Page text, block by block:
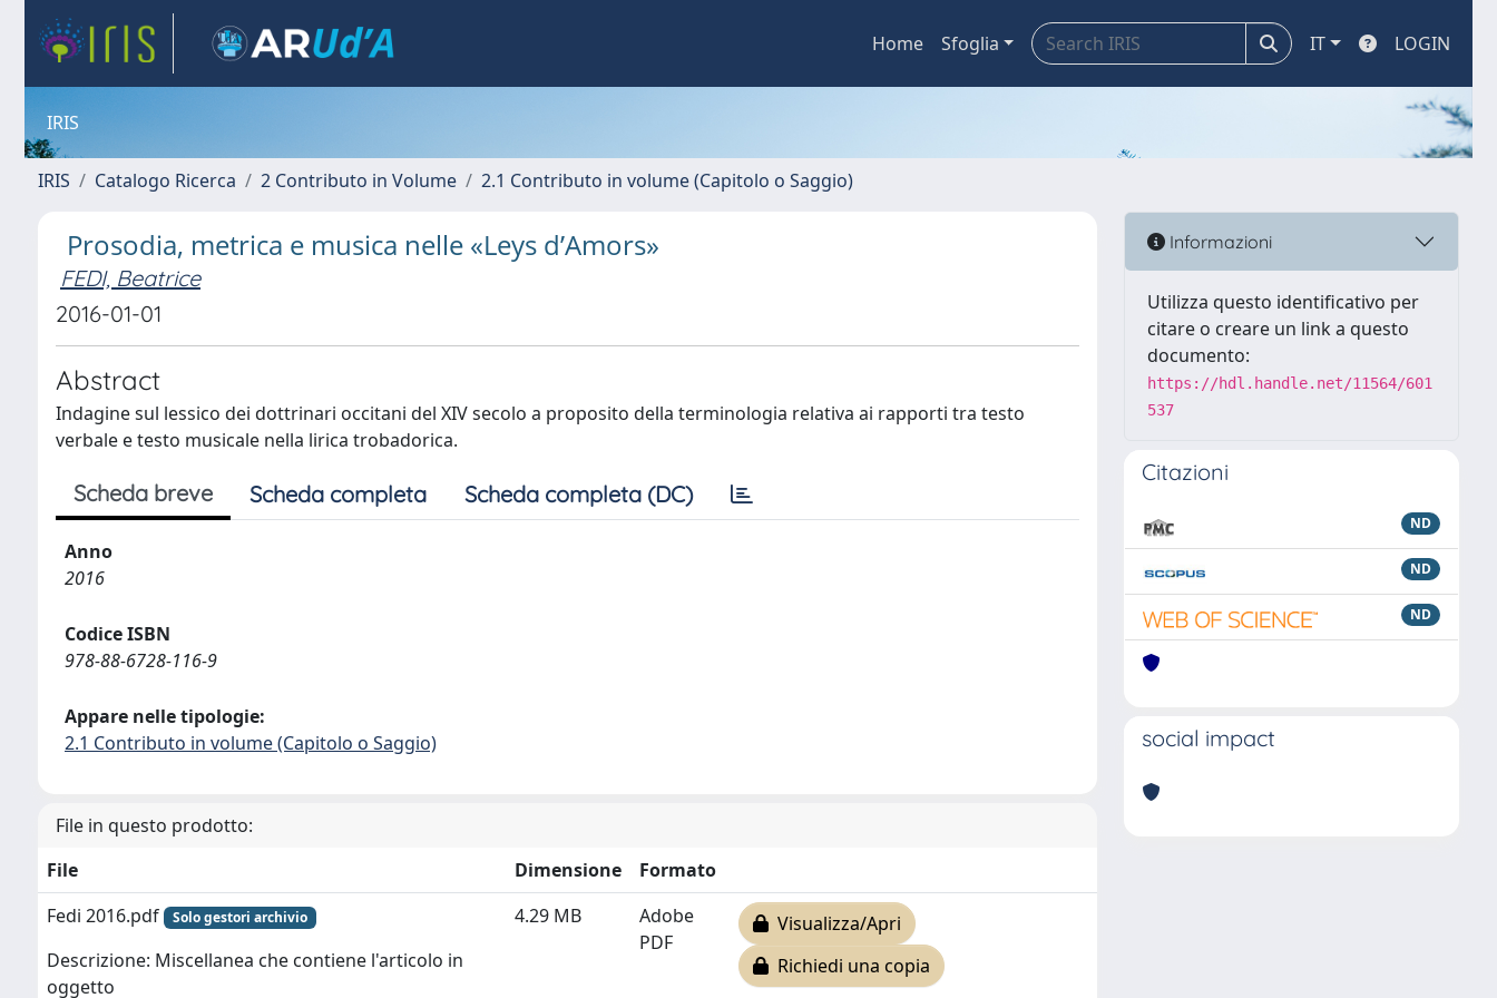
Home Sfoglia IT LOGIN
IRIS
IRIS Catalogo Ricerca 2 Contributo in Volume 2.1 Contributo in volume (Capitolo o Saggio)
Prosodia, metrica e musica nelle «Leys d’Amors»
FEDI, Beatrice
2016-01-01
Abstract
Indagine sul lessico dei dottrinari occitani del XIV secolo a proposito della terminologia relativa ai rapporti tra testo
verbale e testo musicale nella lirica trobadorica.
Scheda breve Scheda completa Scheda completa (DC)
Anno
2016
Codice ISBN
978-88-6728-116-9
Appare nelle tipologie:
2.1 Contributo in volume (Capitolo o Saggio)
File in questo prodotto:
File
Dimensione
Formato
Fedi 2016.pdf
Solo gestori archivio
Descrizione: Miscellanea che contiene l'articolo in
oggetto
4.29 MB
Adobe
PDF
Visualizza/Apri
Richiedi una copia
Informazioni
Utilizza questo identificativo per
citare o creare un link a questo
documento:
https://hdl.handle.net/11564/601
537
Citazioni
ND
ND
ND
social impact